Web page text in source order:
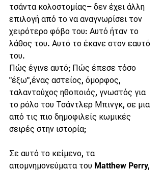
τσάντα κολοστομίας– δεν έχει άλλη
επιλογή από το να αναγνωρίσει τον
χειρότερο φόβο του: Αυτό ήταν το
λάθος του. Αυτό το έκανε στον εαυτό
του.
Πώς έγινε αυτό; Πώς έπεσε τόσο
"έξω",ένας αστείος, όμορφος,
ταλαντούχος ηθοποιός, γνωστός για
το ρόλο του Τσάντλερ Μπινγκ, σε μια
από τις πιο δημοφιλείς κωμικές
σειρές στην ιστορία;
Σε αυτό το κείμενο, τα
απομνημονεύματα του Matthew Perry,